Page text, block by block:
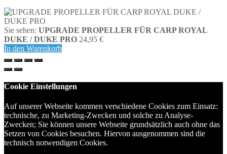
Sie sehen: UPGRADE PROPELLER FÜR CARP ROYAL
DUKE / DUKE PRO 24,95 €
In den Warenkorb
Cookie Einstellungen
Auf unserer Webseite kommen verschiedene Cookies zum Einsatz:
technische, zu Marketing-Zwecken und solche zu Analyse-
Zwecken; Sie können unsere Webseite grundsätzlich auch ohne das
Setzen von Cookies besuchen. Hiervon ausgenommen sind die
technisch notwendigen Cookies.